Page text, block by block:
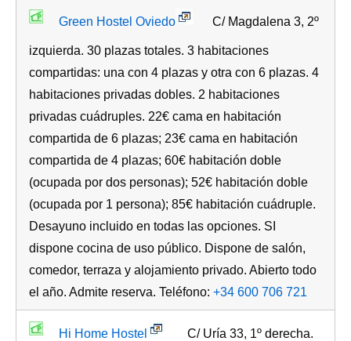
Green Hostel Oviedo C/ Magdalena 3, 2º
izquierda. 30 plazas totales. 3 habitaciones
compartidas: una con 4 plazas y otra con 6 plazas. 4
habitaciones privadas dobles. 2 habitaciones
privadas cuádruples. 22€ cama en habitación
compartida de 6 plazas; 23€ cama en habitación
compartida de 4 plazas; 60€ habitación doble
(ocupada por dos personas); 52€ habitación doble
(ocupada por 1 persona); 85€ habitación cuádruple.
Desayuno incluido en todas las opciones. SI
dispone cocina de uso público. Dispone de salón,
comedor, terraza y alojamiento privado. Abierto todo
el año. Admite reserva. Teléfono: +34 600 706 721
Hi Home Hostel C/ Uría 33, 1º derecha.